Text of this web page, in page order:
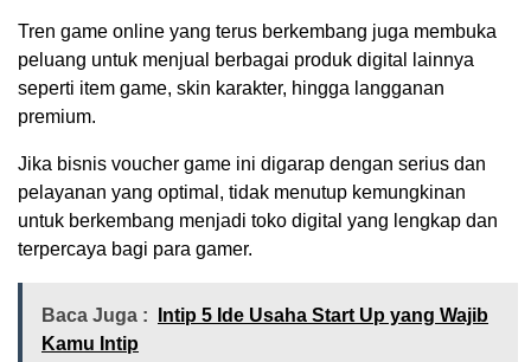
Tren game online yang terus berkembang juga membuka
peluang untuk menjual berbagai produk digital lainnya
seperti item game, skin karakter, hingga langganan
premium.
Jika bisnis voucher game ini digarap dengan serius dan
pelayanan yang optimal, tidak menutup kemungkinan
untuk berkembang menjadi toko digital yang lengkap dan
terpercaya bagi para gamer.
Baca Juga :
Intip 5 Ide Usaha Start Up yang Wajib
Kamu Intip